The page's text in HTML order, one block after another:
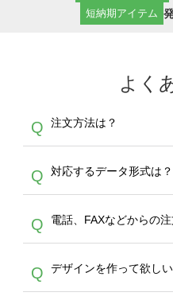
短納期アイテム
よく
Q 注文方法は？
A
生産にて承って
デザインの作成
30枚以上やシ
は、サポートが
やタンブラーコ
作する数量が
サービスより
す。
Q 対応するデータ形式は？
A
ドできるデータ
PDF 形式にな
写真などもア
い画像はエラ
Q 電話、FAXなどからの
A
文のみ受け付け
作をお考えの方
Q デザインを作って欲しい